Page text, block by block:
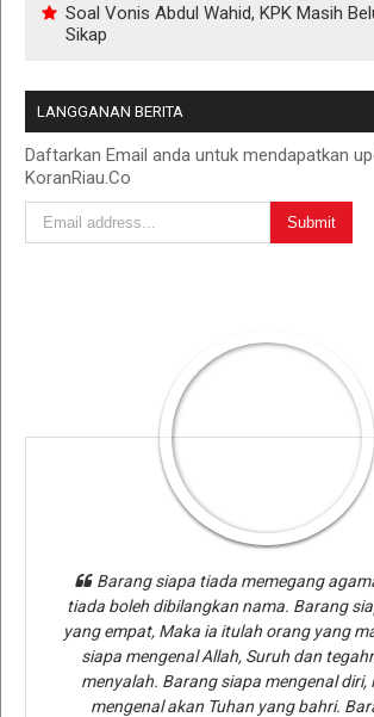
Soal Vonis Abdul Wahid, KPK Masih
Sikap
LANGGANAN BERITA
Daftarkan Email anda untuk mendapatkan
KoranRiau.Co
Barang siapa tiada memegang
tiada boleh dibilangkan nama. Barang
yang empat, Maka ia itulah orang yang
siapa mengenal Allah, Suruh dan
menyalah. Barang siapa mengenal diri,
mengenal akan Tuhan yang bahri.